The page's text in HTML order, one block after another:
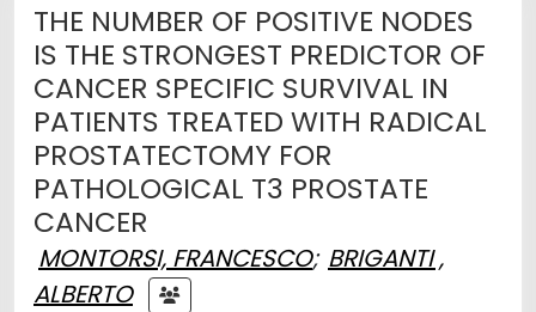
THE NUMBER OF POSITIVE NODES
IS THE STRONGEST PREDICTOR OF
CANCER SPECIFIC SURVIVAL IN
PATIENTS TREATED WITH RADICAL
PROSTATECTOMY FOR
PATHOLOGICAL T3 PROSTATE
CANCER
MONTORSI, FRANCESCO; BRIGANTI ,
ALBERTO